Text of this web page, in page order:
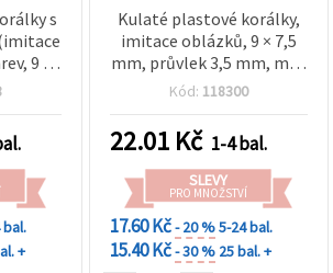
s
9 ×
3,5
a
bal.
+
Kulaté plastové korálky,
imitace oblázků, 9 × 7,5
mm, průvlek 3,5 mm, mix,
20 g (cca 67 ks)
Kód: 118300
22.01 Kč 1-4 bal.
SLEVY
PRO MNOŽSTVÍ
17.60 Kč- 20 %5-24 bal.
15.40 Kč- 30 % 25 bal. +